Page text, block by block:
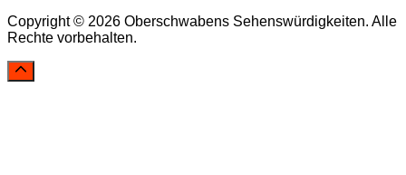
Copyright © 2026 Oberschwabens Sehenswürdigkeiten. Alle
Rechte vorbehalten.